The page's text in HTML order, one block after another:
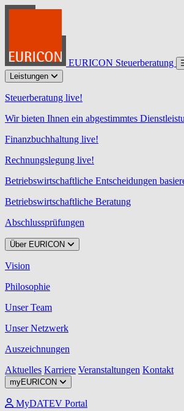
EURICON Steuerberatung
Leistungen
Steuerberatung live!
Wir bieten Ihnen ein abgestimmtes
Finanzbuchhaltung live!
Rechnungslegung live!
Betriebswirtschaftliche Entscheidungen
Betriebswirtschaftliche Beratung
Abschlussprüfungen
Über EURICON
Vision
Philosophie
Unser Team
Unser Netzwerk
Auszeichnungen
Aktuelles Karriere Veranstaltungen Kontakt
myEURICON
MyDATEV Portal